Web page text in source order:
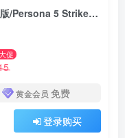
女神异闻录 5 乱战：魅影攻手-虚拟机版/Persona 5 Strikers HYPERVISOR
促
黄金会员 免费
登录购买